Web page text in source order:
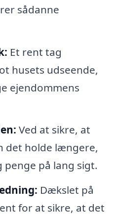
sådanne
Et rent tag
husets udseende,
ejendommens
Ved at sikre, at
det holde længere,
på lang sigt.
Dækslet på
for at sikre, at det